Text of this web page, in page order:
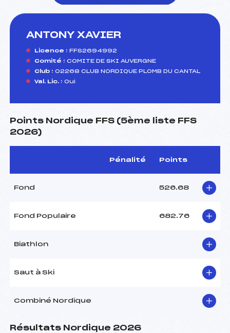
ANTONY XAVIER
Licence : FFS2694992
Comité : COMITE DE SKI AUVERGNE
Club : 02268 CLUB NORDIQUE PLOMB DU CANTAL
Val. Lic. : Oui
Points Nordique FFS (5ème liste FFS
2026)
Pénalité Points
Fond 526.68
Fond Populaire 682.76
Biathlon
Saut à Ski
Combiné Nordique
Résultats Nordique 2026